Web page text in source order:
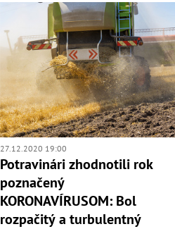
27.12.2020 19:00
Potravinári zhodnotili rok
poznačený
KORONAVÍRUSOM: Bol
rozpačitý a turbulentný